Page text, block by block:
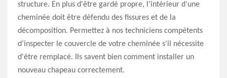
structure. En plus d'être gardé propre, l'intérieur d’une
cheminée doit être défendu des fissures et de la
décomposition. Permettez à nos techniciens compétents
d’inspecter le couvercle de votre cheminée s’il nécessite
d'être remplacé. Ils savent bien comment installer un
nouveau chapeau correctement.